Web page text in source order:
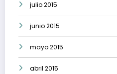
julio 2015
junio 2015
mayo 2015
abril 2015